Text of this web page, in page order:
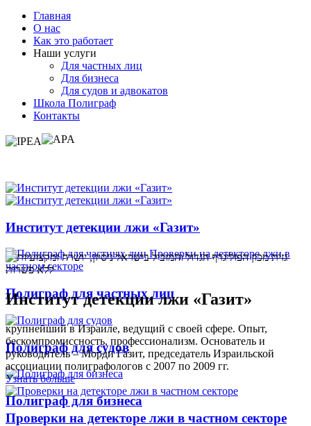
Главная
О нас
Как это работает
Наши услуги
Для частных лиц
Для бизнеса
Для судов и адвокатов
Школа Полиграф
Контакты
Институт детекции лжи «Газит»
Полиграф для частных лиц
Полиграф для судов
Полиграф для бизнеса
Институт детекции лжи «Газит»
крупнейший в Израиле, ведущий с своей сфере. Опыт,
бескомпромиссность, профессионализм. Основатель и
руководитель – Морди Газит, председатель Израильской
ассоциации полиграфологов с 2007 по 2009 гг.
Узнать больше
Проверки на детекторе лжи в частном секторе